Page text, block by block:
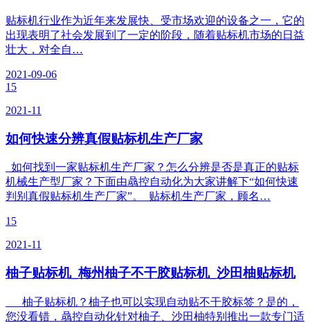
贴标机行业作为近年来发展快、受市场欢迎的设备之一，它的
出现表明了社会发展到了一定的阶段，随着贴标机市场的日益
壮大，对全自…
2021-09-06
15
2021-11
如何快速分辨真假贴标机生产厂家
如何找到一家贴标机生产厂家？怎么分辨是否是真正的贴标
机械生产型厂家？下面由骉控自动化为大家讲解下“如何快速
判别真假贴标机生产厂家”。 贴标机生产厂家，顾名…
15
2021-11
柚子贴标机_梅州柚子不干胶贴标机_沙田柚贴标机
柚子贴标机？柚子也可以实现自动贴不干胶标签？是的，
您没看错，骉控自动化针对柚子、沙田柚特别推出一款专门适